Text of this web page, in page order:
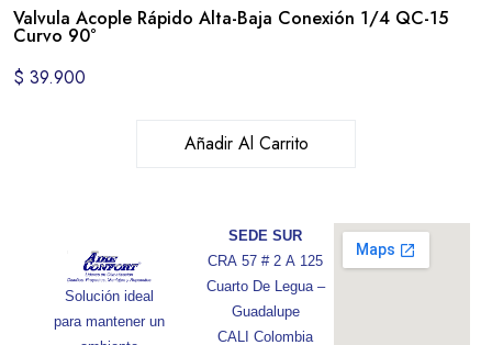
Valvula Acople Rápido Alta-Baja Conexión 1/4 QC-15
Curvo 90°
$ 39.900
Añadir Al Carrito
Solución ideal
para mantener un
SEDE SUR
CRA 57 # 2 A 125
Cuarto De Legua –
Guadalupe
CALI Colombia